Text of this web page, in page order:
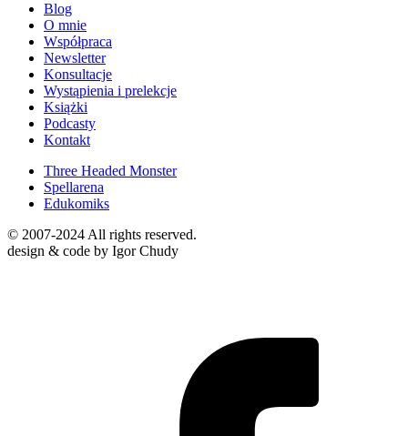
Blog
O mnie
Współpraca
Newsletter
Konsultacje
Wystąpienia i prelekcje
Książki
Podcasty
Kontakt
Three Headed Monster
Spellarena
Edukomiks
© 2007-2024 All rights reserved.
design & code by Igor Chudy